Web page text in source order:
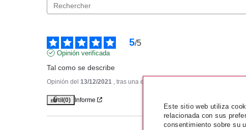
5/5
Opinión verificada
Tal como se describe
Opinión del 13/12/2021 , tras una experiencia del
Útil(0) Informe
Este sitio web utiliza
relacionada con sus
consentimiento sobre su